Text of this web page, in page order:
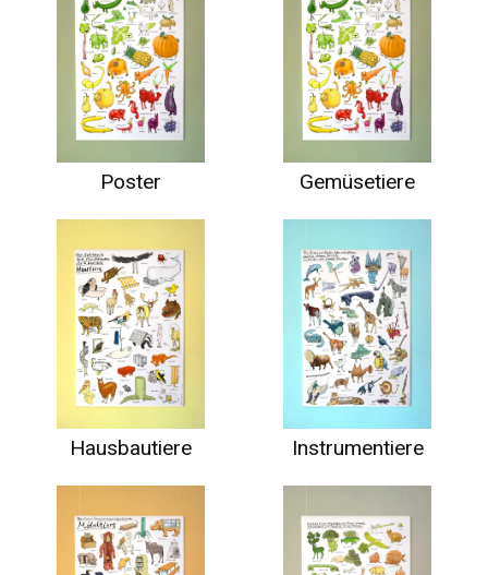
Poster Gemüsetiere
Hausbautiere Instrumentiere